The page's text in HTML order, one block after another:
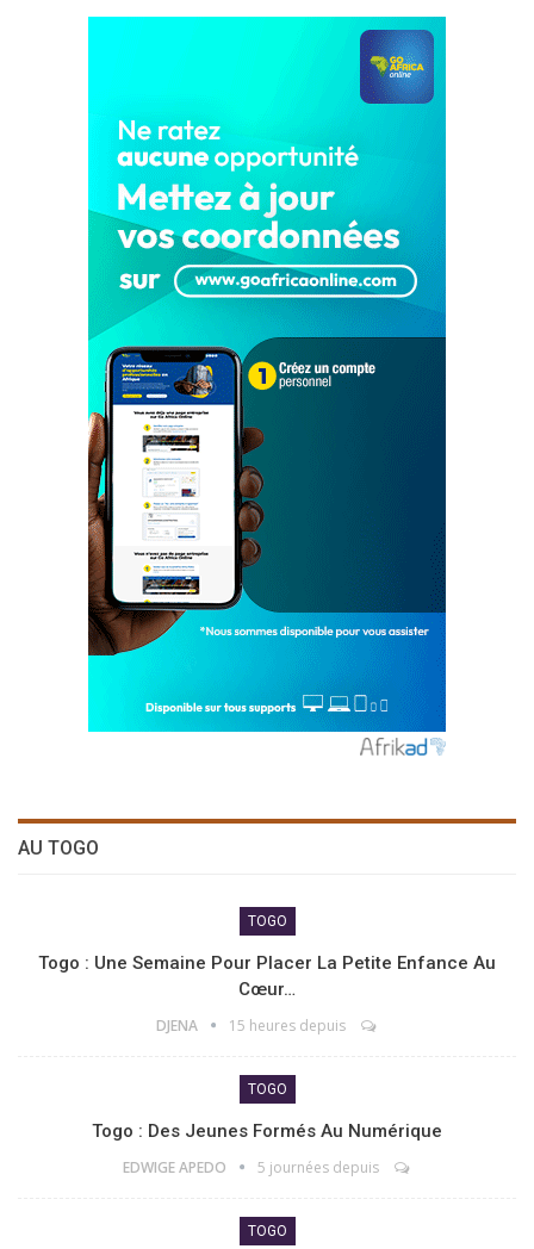
AU TOGO
TOGO
Togo : Une Semaine Pour Placer La Petite Enfance Au
Cœur…
DJENA 15 heures depuis
TOGO
Togo : Des Jeunes Formés Au Numérique
EDWIGE APEDO 5 journées depuis
TOGO